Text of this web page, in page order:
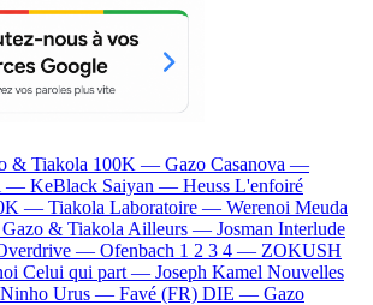
& Tiakola 100K — Gazo Casanova —
— KeBlack Saiyan — Heuss L'enfoiré
— Tiakola Laboratoire — Werenoi Meuda
Gazo & Tiakola Ailleurs — Josman Interlude
— Ofenbach 1 2 3 4 — ZOKUSH
Celui qui part — Joseph Kamel Nouvelles
Ninho Urus — Favé (FR) DIE — Gazo